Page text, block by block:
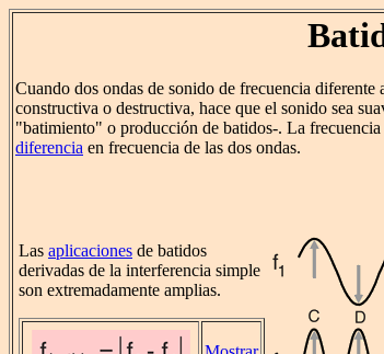
Cuando dos ondas de sonido de frecuencia diferente
constructiva o destructiva, hace que el sonido sea
"batimiento" o producción de batidos-. La
diferencia en frecuencia de las dos ondas.
Las aplicaciones de batidos
derivadas de la interferencia simple
son extremadamente amplias.